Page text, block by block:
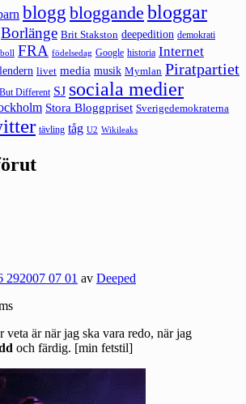
blogg bloggande bloggar
Borlänge Brit Stakston deepedition demokrati
FRA födelsedag Google historia Internet
livet media musik Mymlan Piratpartiet
Different SJ sociala medier
Stora Bloggpriset Sverigedemokraterna
tävling tåg U2 Wikileaks
292007 07 01 av Deeped
veta är när jag ska vara redo, när jag
och färdig. [min fetstil]